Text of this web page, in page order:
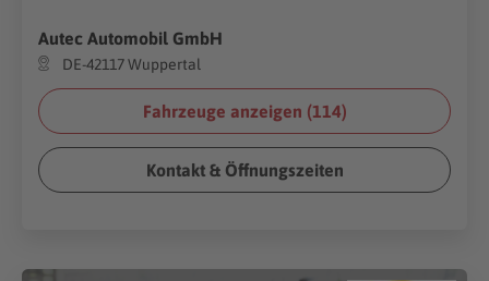
Autec Automobil GmbH
DE-42117 Wuppertal
Fahrzeuge anzeigen (114)
Kontakt & Öffnungszeiten